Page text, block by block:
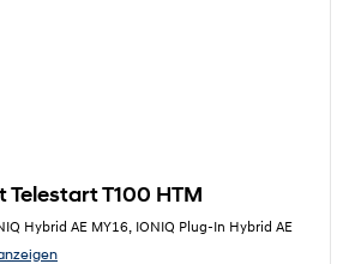
T100 HTM
Hybrid AE MY16, IONIQ Plug-In Hybrid AE